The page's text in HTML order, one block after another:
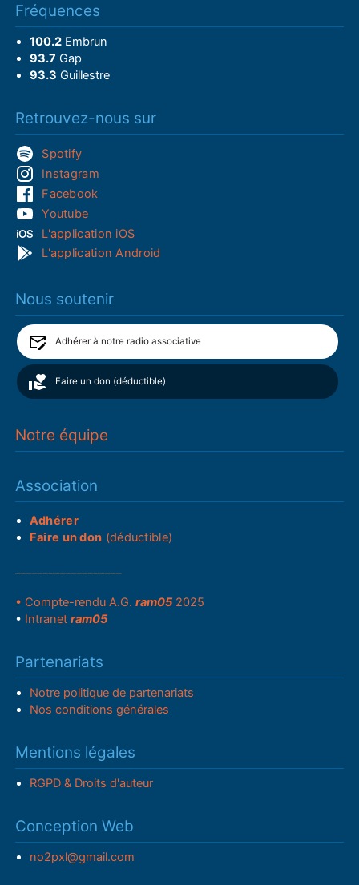
Fréquences
100.2Embrun
93.7 Gap
93.3 Guillestre
Retrouvez-nous sur
Spotify
Instagram
Facebook
Youtube
L'application iOS
L'application Android
Nous soutenir
Adhérer à notre radio associative
Faire un don (déductible)
Notre équipe
Association
Adhérer
Faire un don (déductible)
• Compte-rendu A.G.ram05 2025
• Intranetram05
Partenariats
Notre politique de partenariats
Nos conditions générales
Mentions légales
RGPD & Droits d'auteur
Conception Web
no2pxl@gmail.com